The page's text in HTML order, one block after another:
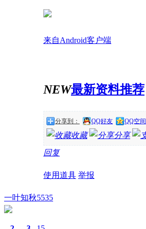
来自Android客户端
NEW最新资料推荐
分享到： QQ好友 QQ空间
收藏 分享
回复
使用道具 举报
一叶知秋5535